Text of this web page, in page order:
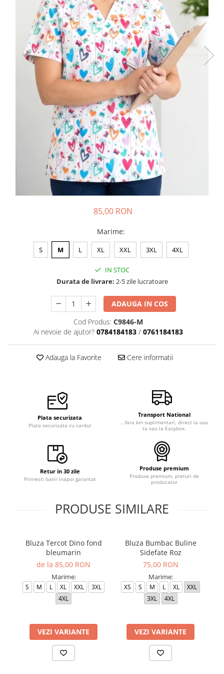
85,00 RON
Marime:
S M L XL XXL 3XL 4XL
IN STOC
Durata de livrare: 2-5 zile lucratoare
ADAUGA IN COS
Cod Produs: C9846-M
Ai nevoie de ajutor? 0784184183 / 0761184183
Adauga la Favorite Cere informatii
Plata securizata
Plata securizata cu cardul
Transport National
...fara km suplimentari, direct la usa
ta sau la Easybox.
Retur in 30 zile
Primesti banii inapoi garantat
Produse premium
Produse premium, preturi de
producator
PRODUSE SIMILARE
Bluza Tercot Dino fond
bleumarin
de la 85,00 RON
Marime:
S M L XL XXL
3XL
4XL
VEZI VARIANTE
Bluza Bumbac Buline
Sidefate Roz
75,00 RON
Marime:
XS S M L XL
XXL
3XL
4XL
VEZI VARIANTE